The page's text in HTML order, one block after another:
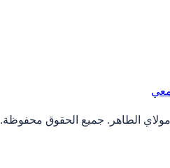
الطاهر. جميع الحقوق محفوظة.